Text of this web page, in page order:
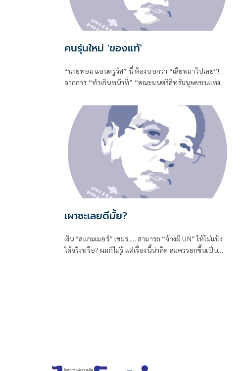
คนรุ่นใหม่ 'ของแท้'
“นายทอม แอนดรูว์ส” นี่ ต้องบอกว่า “เสียหมาไปเลย”!
จากการ “ทำเกินหน้าที่” “คณะมนตรีสิทธิมนุษยชนแห่ง
เผาซะเลยดีมั้ย?
เงิน “สแกมเมอร์” เขมร..... สามารถ “จ้างผี UN” ให้โม่แป้ง
ได้จริงหรือ? ผมก็ไม่รู้ แต่เรื่องนี้น่าคิด สมควรยกขึ้นเป็น